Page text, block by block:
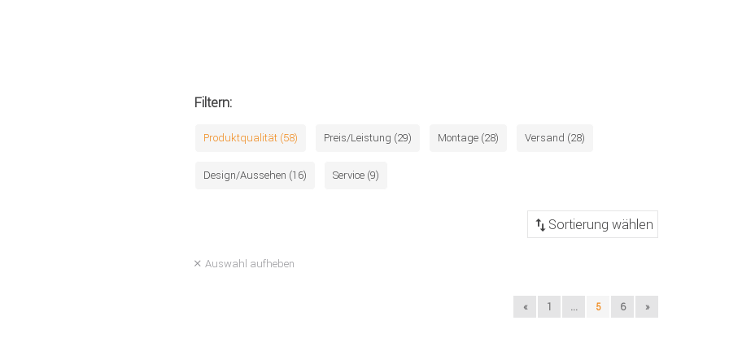
Filtern:
Produktqualität (58) Preis/Leistung (29) Montage (28) Versand (28)
Design/Aussehen (16) Service (9)
Auswahl aufheben
« 1 ... 5 6 »